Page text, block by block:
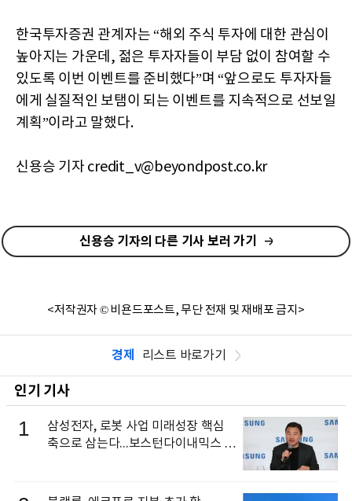
한국투자증권 관계자는 “해외 주식 투자에 대한 관심이
높아지는 가운데, 젊은 투자자들이 부담 없이 참여할 수
있도록 이번 이벤트를 준비했다”며 “앞으로도 투자자들
에게 실질적인 보탬이 되는 이벤트를 지속적으로 선보일
계획”이라고 말했다.
신용승 기자 credit_v@beyondpost.co.kr
신용승 기자의 다른 기사 보러 가기
<저작권자 © 비욘드포스트, 무단 전재 및 재배포 금지>
경제 리스트 바로가기
인기 기사
1
삼성전자, 로봇 사업 미래성장 핵심
축으로 삼는다...보스턴다이내믹스 출